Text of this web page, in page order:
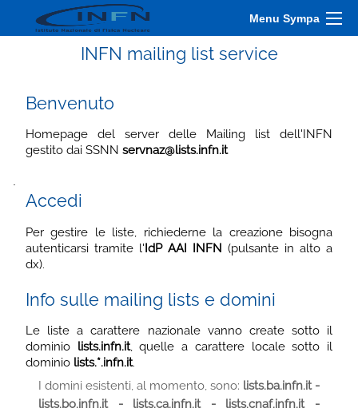
Menu Sympa
INFN mailing list service
Benvenuto
Homepage del server delle Mailing list dell'INFN
gestito dai SSNN servnaz@lists.infn.it
.
Accedi
Per gestire le liste, richiederne la creazione bisogna
autenticarsi tramite l'IdP AAI INFN (pulsante in alto a
dx).
Info sulle mailing lists e domini
Le liste a carattere nazionale vanno create sotto il
dominio lists.infn.it, quelle a carattere locale sotto il
dominio lists.*.infn.it.
I domini esistenti, al momento, sono: lists.ba.infn.it -
lists.bo.infn.it - lists.ca.infn.it - lists.cnaf.infn.it -